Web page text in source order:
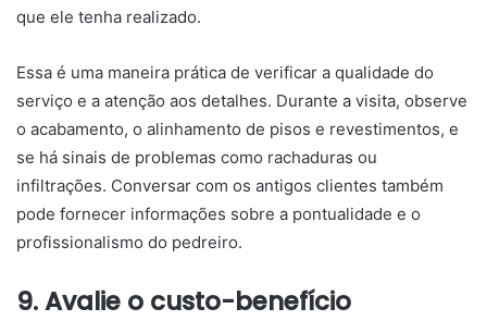
que ele tenha realizado.
Essa é uma maneira prática de verificar a qualidade do
serviço e a atenção aos detalhes. Durante a visita, observe
o acabamento, o alinhamento de pisos e revestimentos, e
se há sinais de problemas como rachaduras ou
infiltrações. Conversar com os antigos clientes também
pode fornecer informações sobre a pontualidade e o
profissionalismo do pedreiro.
9. Avalie o custo-benefício